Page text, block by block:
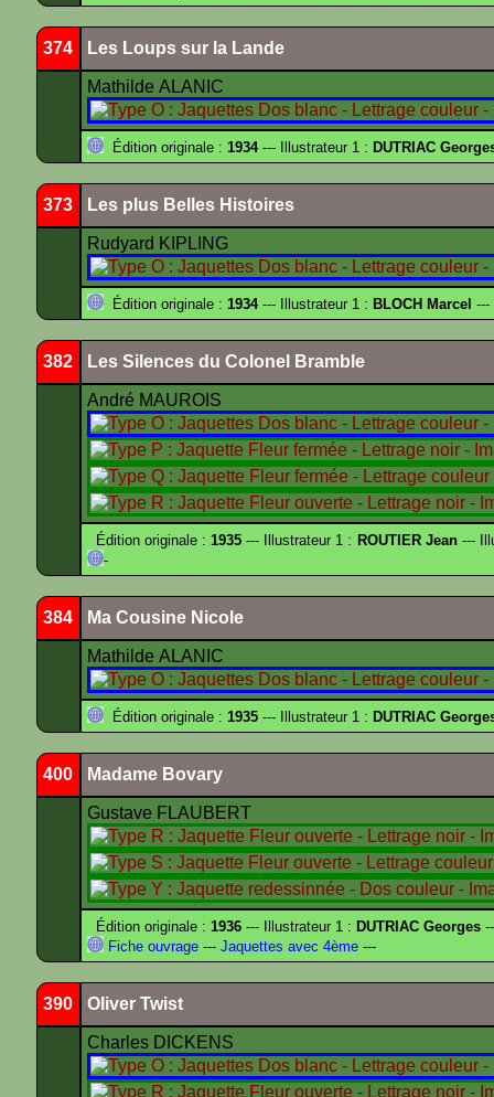
374 Les Loups sur la Lande
Mathilde ALANIC
Édition originale : 1934--- Illustrateur 1 : DUTRIAC
373 Les plus Belles Histoires
Rudyard KIPLING
Édition originale : 1934--- Illustrateur 1 : BLOCH Marcel ---
382 Les Silences du Colonel Bramble
André MAUROIS
Édition originale :1935 --- Illustrateur 1 : ROUTIER Jean---
-
384 Ma Cousine Nicole
Mathilde ALANIC
Édition originale : 1935 --- Illustrateur 1 : DUTRIAC
400 Madame Bovary
Gustave FLAUBERT
Édition originale :1936 --- Illustrateur 1 : DUTRIAC Georges
Fiche ouvrage --- Jaquettes avec 4ème ---
390 Oliver Twist
Charles DICKENS